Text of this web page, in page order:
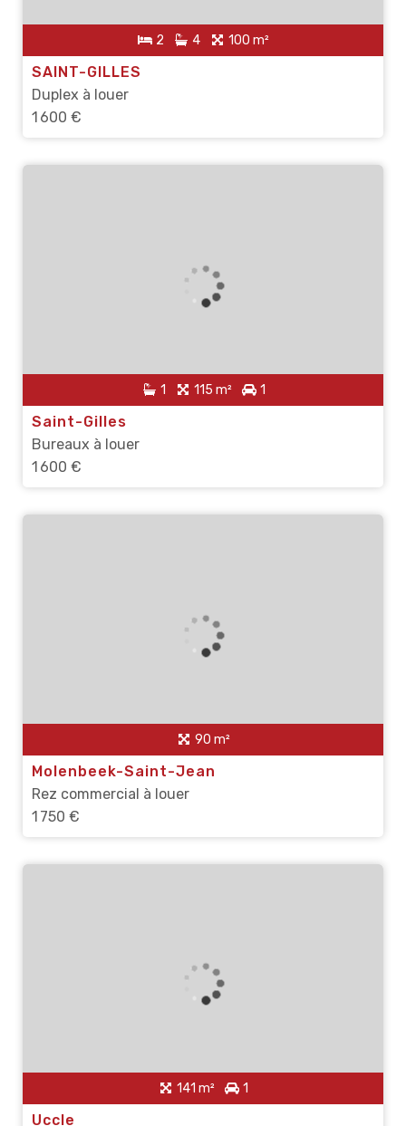
2 4 100 m²
SAINT-GILLES
Duplex à louer
1 600 €
1 115 m² 1
Saint-Gilles
Bureaux à louer
1 600 €
90 m²
Molenbeek-Saint-Jean
Rez commercial à louer
1 750 €
141 m² 1
Uccle